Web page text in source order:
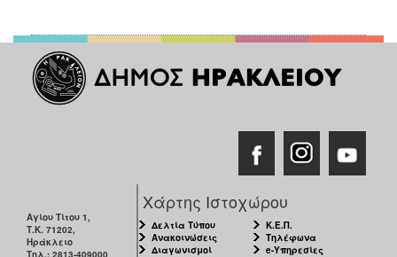
2015
2013
ΗΡΑΚΛΕΙΟ
ΓΙΑ...
Αγίου Τίτου 1,
Τ.Κ. 71202,
Ηράκλειο
Τηλ.: 2813-409000
Χάρτης Ιστοχώρου
Δελτία Τύπου
Ανακοινώσεις
Διαγωνισμοί
Κ.Ε.Π.
Τηλέφωνα
e-Υπηρεσίες